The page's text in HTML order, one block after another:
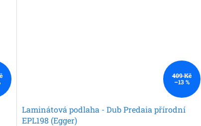
409 Kč
–13 %
Laminátová podlaha - Dub Predaia přírodní
EPL198 (Egger)